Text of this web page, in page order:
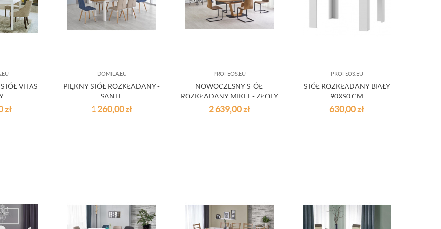
VITAS
zł
DOMILA.EU
PIĘKNY STÓŁ ROZKŁADANY -
SANTE
1 260,00zł
PROFEOS.EU
NOWOCZESNY STÓŁ
ROZKŁADANY MIKEL - ZŁOTY
DĄB
2 639,00zł
PROFEOS.EU
STÓŁ ROZKŁADANY BIAŁY
90X90 CM
630,00zł